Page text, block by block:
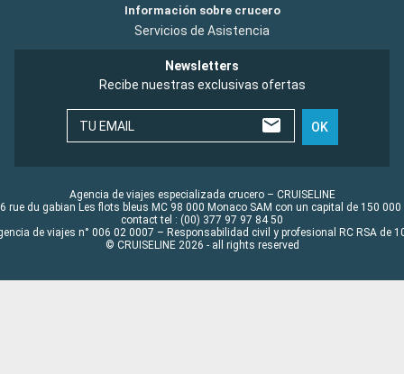
Información sobre crucero
Servicios de Asistencia
Newsletters
Recibe nuestras exclusivas ofertas
TU EMAIL OK
Agencia de viajes especializada crucero – CRUISELINE
rue du gabian Les flots bleus MC 98 000 Monaco SAM con un capital de 150 000
contact tel : (00) 377 97 97 84 50
de viajes n° 006 02 0007 – Responsabilidad civil y profesional RC RSA de
© CRUISELINE 2026 - all rights reserved